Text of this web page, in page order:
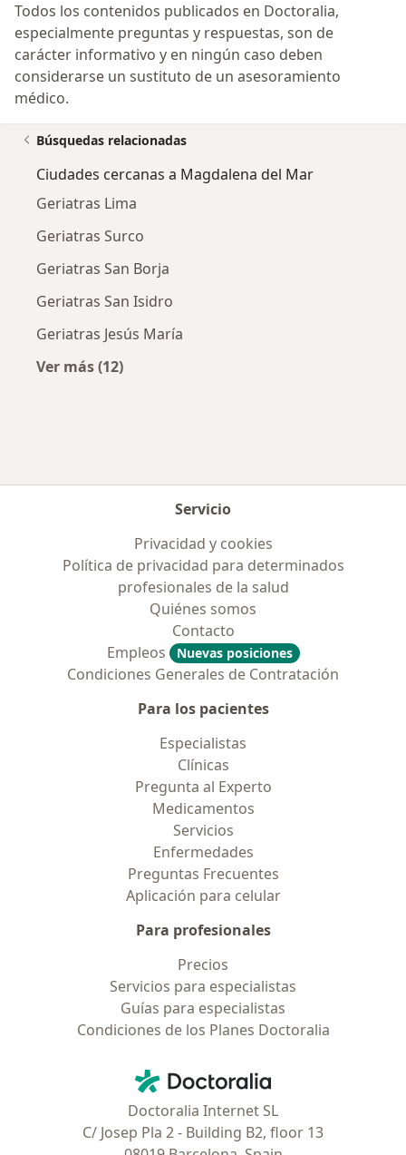
Todos los contenidos publicados en Doctoralia,
especialmente preguntas y respuestas, son de
carácter informativo y en ningún caso deben
considerarse un sustituto de un asesoramiento
médico.
Búsquedas relacionadas
Ciudades cercanas a Magdalena del Mar
Geriatras Lima
Geriatras Surco
Geriatras San Borja
Geriatras San Isidro
Geriatras Jesús María
Ver más (12)
Servicio
Privacidad y cookies
Política de privacidad para determinados
profesionales de la salud
Quiénes somos
Contacto
Empleos
Nuevas posiciones
Condiciones Generales de Contratación
Para los pacientes
Especialistas
Clínicas
Pregunta al Experto
Medicamentos
Servicios
Enfermedades
Preguntas Frecuentes
Aplicación para celular
Para profesionales
Precios
Servicios para especialistas
Guías para especialistas
Condiciones de los Planes Doctoralia
Doctoralia - Página de inicio
Doctoralia Internet SL
C/ Josep Pla 2 - Building B2, floor 13